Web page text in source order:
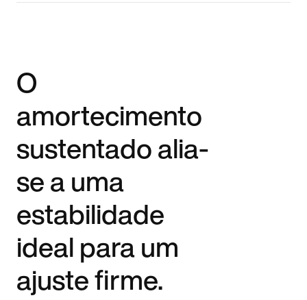
O
amortecimento
sustentado alia-
se a uma
estabilidade
ideal para um
ajuste firme.